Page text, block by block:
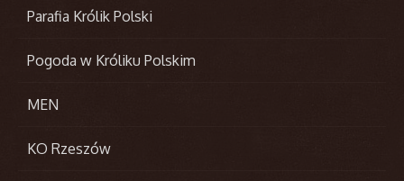
Parafia Królik Polski
Pogoda w Króliku Polskim
MEN
KO Rzeszów